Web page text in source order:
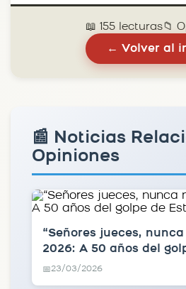
📖 155 lecturas📁
← Volver al
📰 Noticias
Opiniones
“Señores jueces, nunca
2026: A 50 años del
📅23/03/2026